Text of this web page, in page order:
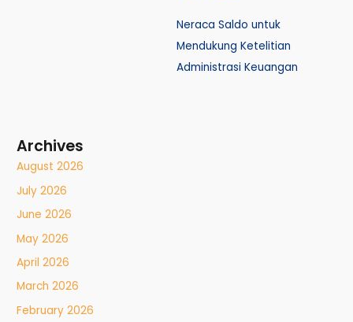
Neraca Saldo untuk
Mendukung Ketelitian
Administrasi Keuangan
Archives
August 2026
July 2026
June 2026
May 2026
April 2026
March 2026
February 2026